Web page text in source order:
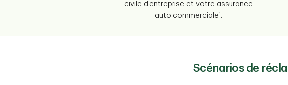
civile d’entreprise et votre assurance
auto commerciale1 .
Scénarios de